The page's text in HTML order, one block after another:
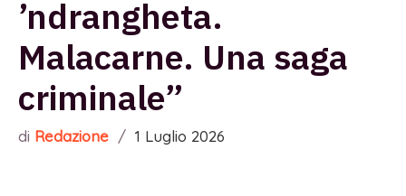
’ndrangheta.
Malacarne. Una saga
criminale”
di Redazione / 1 Luglio 2026